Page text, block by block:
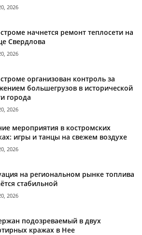
2026
начнется ремонт теплосети на
Свердлова
2026
организован контроль за
большегрузов в исторической
города
2026
мероприятия в костромских
игры и танцы на свежем воздухе
2026
на региональном рынке топлива
стабильной
2026
подозреваемый в двух
кражах в Нее